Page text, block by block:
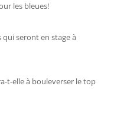
les bleues!
qui seront en stage à
t-elle à bouleverser le top